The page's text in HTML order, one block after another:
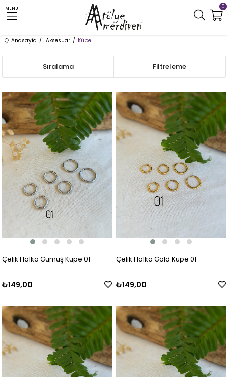
MENU 0
Anasayfa Aksesuar Küpe
Filtreleme
Sıralama
Çelik Halka Gümüş Küpe 01
₺149,00
Çelik Halka Gold Küpe 01
₺149,00